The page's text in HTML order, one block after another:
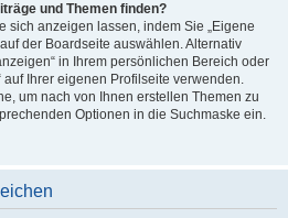
und Themen finden?
sich anzeigen lassen, indem Sie „Eigene
der Boardseite auswählen. Alternativ
in Ihrem persönlichen Bereich oder
auf Ihrer eigenen Profilseite verwenden.
um nach von Ihnen erstellen Themen zu
Optionen in die Suchmaske ein.